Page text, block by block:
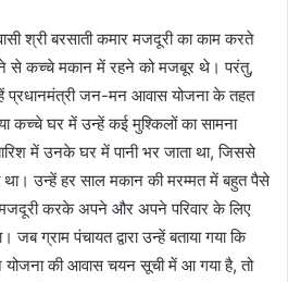
श्री बरसाती कमार मजदूरी का काम करते
से कच्चे मकान में रहने को मजबूर थे। परंतु,
प्रधानमंत्री जन-मन आवास योजना के तहत
कच्चे घर में उन्हें कई मुश्किलों का सामना
में उनके घर में पानी भर जाता था, जिससे
था। उन्हें हर साल मकान की मरम्मत में बहुत पैसे
करके अपने और अपने परिवार के लिए
जब ग्राम पंचायत द्वारा उन्हें बताया गया कि
की आवास चयन सूची में आ गया है, तो